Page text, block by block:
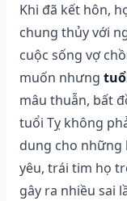
Khi đã kết hôn,
chung thủy với
cuộc sống vợ
muốn nhưng
mâu thuẫn, bất
tuổi Tỵ không
dung cho những
yêu, trái tim họ
gây ra nhiều sai